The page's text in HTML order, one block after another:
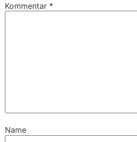
Kommentar *
Name